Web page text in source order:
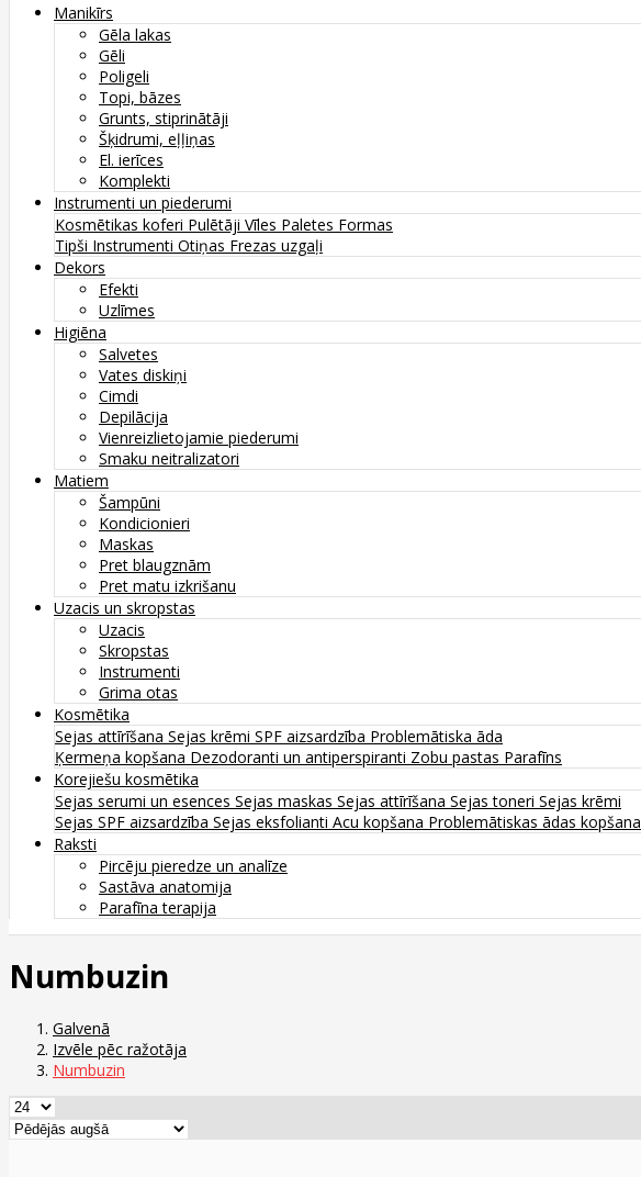
Manikīrs
Gēla lakas
Gēli
Poligeli
Topi, bāzes
Grunts, stiprinātāji
Šķidrumi, eļļiņas
El. ierīces
Komplekti
Instrumenti un piederumi
Kosmētikas koferi Pulētāji Vīles Paletes Formas
Tipši Instrumenti Otiņas Frezas uzgaļi
Dekors
Efekti
Uzlīmes
Higiēna
Salvetes
Vates diskiņi
Cimdi
Depilācija
Vienreizlietojamie piederumi
Smaku neitralizatori
Matiem
Šampūni
Kondicionieri
Maskas
Pret blaugznām
Pret matu izkrišanu
Uzacis un skropstas
Uzacis
Skropstas
Instrumenti
Grima otas
Kosmētika
Sejas attīrīšana Sejas krēmi SPF aizsardzība Problemātiska āda
Ķermeņa kopšana Dezodoranti un antiperspiranti Zobu pastas Parafīns
Korejiešu kosmētika
Sejas serumi un esences Sejas maskas Sejas attīrīšana Sejas toneri Sejas krēmi
Sejas SPF aizsardzība Sejas eksfolianti Acu kopšana Problemātiskas ādas kopšana
Raksti
Pircēju pieredze un analīze
Sastāva anatomija
Parafīna terapija
Numbuzin
Galvenā
Izvēle pēc ražotāja
Numbuzin